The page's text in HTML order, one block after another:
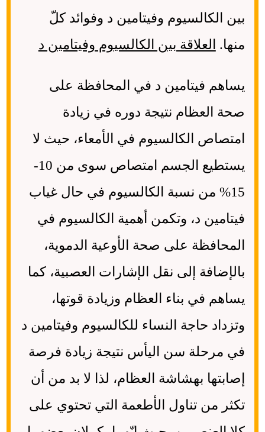
بين الكالسيوم وفيتامين د وفوائد كلّ
منها. العلاقة بين الكالسيوم وفيتامين د
يساهم فيتامين د في المحافظة على
صحة العظام نتيجة دوره في زيادة
امتصاص الكالسيوم في الأمعاء، حيث لا
يستطيع الجسم امتصاص سوى من 10-
15% من نسبة الكالسيوم في حال غياب
فيتامين د، وتكمن أهمية الكالسيوم في
المحافظة على صحة الأوعية الدموية،
بالإضافة إلى نقل الإشارات العصبية، كما
يساهم في بناء العظام وزيادة قوتها،
وتزداد حاجة النساء للكالسيوم وفيتامين د
في مرحلة سن اليأس نتيجة زيادة فرصة
إصابتها بهشاشة العظام، لذا لا بد من أن
تكثر من تناول الأطعمة التي تحتوي على